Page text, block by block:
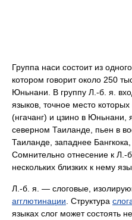
Группа наси состоит из
котором говорит около 250
Юньнани. В группу Л.‑б. я.
языков, точное место
(нгачанг) и цзино в Юньнани,
северном Таиланде, пьен в
Таиланде, западнее
Сомнительно отнесение к
нескольких близких к нему
Л.‑б. я. — слоговые,
агглютинации . Структура
языках слог может состоять